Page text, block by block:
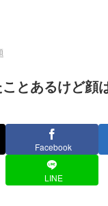
とあるけど顔
Facebook
LINE